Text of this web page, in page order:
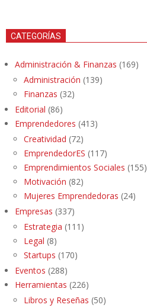
CATEGORÍAS
Administración & Finanzas (169)
Administración (139)
Finanzas (32)
Editorial (86)
Emprendedores (413)
Creatividad (72)
EmprendedorES (117)
Emprendimientos Sociales (155)
Motivación (82)
Mujeres Emprendedoras (24)
Empresas (337)
Estrategia (111)
Legal (8)
Startups (170)
Eventos (288)
Herramientas (226)
Libros y Reseñas (50)